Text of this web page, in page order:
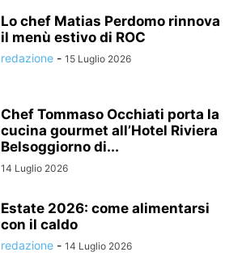
Lo chef Matias Perdomo rinnova
il menù estivo di ROC
redazione - 15 Luglio 2026
Chef Tommaso Occhiati porta la
cucina gourmet all’Hotel Riviera
Belsoggiorno di...
14 Luglio 2026
Estate 2026: come alimentarsi
con il caldo
redazione - 14 Luglio 2026